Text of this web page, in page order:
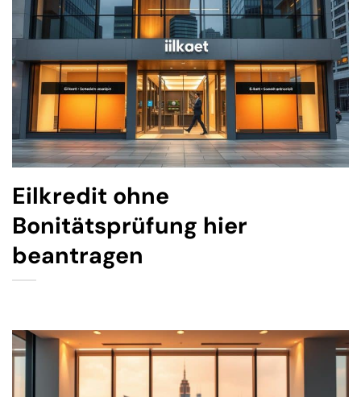
Eilkredit ohne
Bonitätsprüfung hier
beantragen